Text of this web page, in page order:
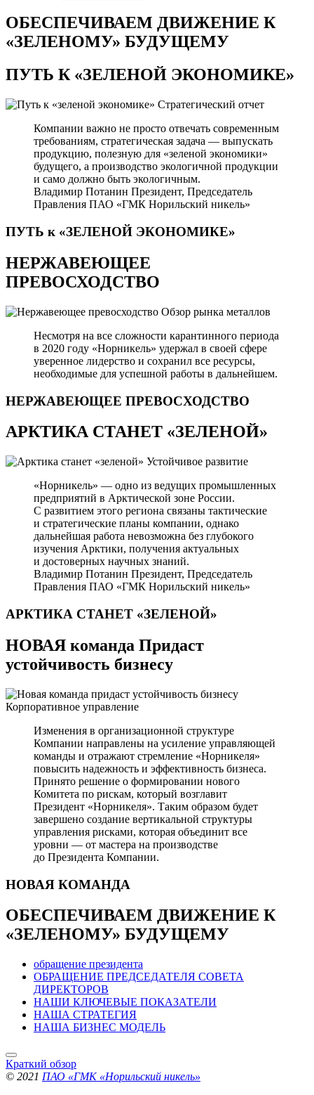
ОБЕСПЕЧИВАЕМ ДВИЖЕНИЕ К
«ЗЕЛЕНОМУ» БУДУЩЕМУ
ПУТЬ К«ЗЕЛЕНОЙ ЭКОНОМИКЕ»
Стратегический отчет
Компании важно не просто отвечать современным
требованиям, стратегическая задача — выпускать
продукцию, полезную для «зеленой экономики»
будущего, а производство экологичной продукции
и само должно быть экологичным.
Владимир Потанин Президент, Председатель
Правления ПАО «ГМК Норильский никель»
ПУТЬ к «ЗЕЛЕНОЙ ЭКОНОМИКЕ»
НЕРЖАВЕЮЩЕЕ
ПРЕВОСХОДСТВО
Обзор рынка металлов
Несмотря на все сложности карантинного периода
в 2020 году «Норникель» удержал в своей сфере
уверенное лидерство и сохранил все ресурсы,
необходимые для успешной работы в дальнейшем.
НЕРЖАВЕЮЩЕЕ ПРЕВОСХОДСТВО
АРКТИКА СТАНЕТ «ЗЕЛЕНОЙ»
Устойчивое развитие
«Норникель» — одно из ведущих промышленных
предприятий в Арктической зоне России.
С развитием этого региона связаны тактические
и стратегические планы компании, однако
дальнейшая работа невозможна без глубокого
изучения Арктики, получения актуальных
и достоверных научных знаний.
Владимир Потанин Президент, Председатель
Правления ПАО «ГМК Норильский никель»
АРКТИКА СТАНЕТ «ЗЕЛЕНОЙ»
НОВАЯ команда Придаст
устойчивость бизнесу
Корпоративное управление
Изменения в организационной структуре
Компании направлены на усиление управляющей
команды и отражают стремление «Норникеля»
повысить надежность и эффективность бизнеса.
Принято решение о формировании нового
Комитета по рискам, который возглавит
Президент «Норникеля». Таким образом будет
завершено создание вертикальной структуры
управления рисками, которая объединит все
уровни — от мастера на производстве
до Президента Компании.
НОВАЯ КОМАНДА
ОБЕСПЕЧИВАЕМ ДВИЖЕНИЕ К
«ЗЕЛЕНОМУ» БУДУЩЕМУ
обращение президента
ОБРАЩЕНИЕ ПРЕДСЕДАТЕЛЯ СОВЕТА
ДИРЕКТОРОВ
НАШИ КЛЮЧЕВЫЕ ПОКАЗАТЕЛИ
НАША СТРАТЕГИЯ
НАША БИЗНЕС МОДЕЛЬ
Краткий обзор
© 2021 ПАО «ГМК «Норильский никель»